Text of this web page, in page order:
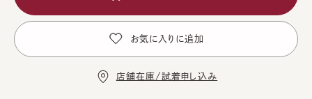
お気に入りに追加
店舗在庫/試着申し込み